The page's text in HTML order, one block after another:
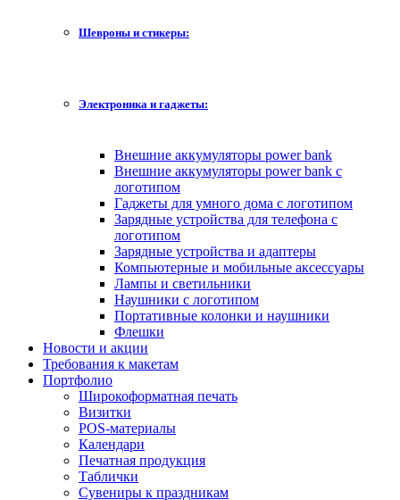
Шевроны и стикеры:
Электроника и гаджеты:
Внешние аккумуляторы power bank
Внешние аккумуляторы power bank с
логотипом
Гаджеты для умного дома с логотипом
Зарядные устройства для телефона с
логотипом
Зарядные устройства и адаптеры
Компьютерные и мобильные аксессуары
Лампы и светильники
Наушники с логотипом
Портативные колонки и наушники
Флешки
Новости и акции
Требования к макетам
Портфолио
Широкоформатная печать
Визитки
POS-материалы
Календари
Печатная продукция
Таблички
Сувениры к праздникам